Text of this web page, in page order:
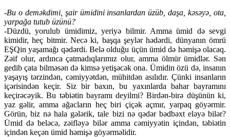
-Bu o deməkdimi, şair ümidini insanlardan üzüb, daşa, kəsəyə, ota,
yarpağa tutub üzünü?
-Düzdü, yorulub ümidimiz, yeriyə bilmir. Amma ümid də sevgi
kimidir, heç bitmir. Necə ki, başqa şeylər hədərdi, dünyanın ömrü
EŞQin yaşamağı qədərdi. Belə olduğu üçün ümid də həmişə olacaq.
Zəif olur, ardınca çatmadıqlarımız olur, amma ölmür ümidlər. Sən
gedib çata bilməsən də kimsə yetişəcək ona. Ümidin özü də, insanın
yaşayış tərzindən, cəmiyyətdən, mühitdən asılıdır. Çünki insanların
içərisindən keçir. Siz bir baxın, bu yaxınlarda bahar bayramını
keçirəcəyik. Bu təbiətin bayramı deyilmi? Birdən-birə düşünün ki,
yaz gəlir, amma ağacların heç biri çiçək açmır, yarpaq göyərmir.
Görün, biz nə hala gələrik, tale bizi nə qədər bədbəxt eləyə bilər?
Ümid də beləcə, zəifləyə bilər amma cəmiyyətin içindən, təbiətin
içindən keçən ümid həmişə göyərməlidir.